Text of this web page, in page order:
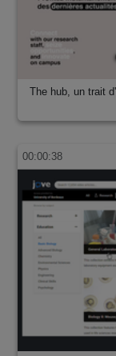
The hub, un trait
00:00:38